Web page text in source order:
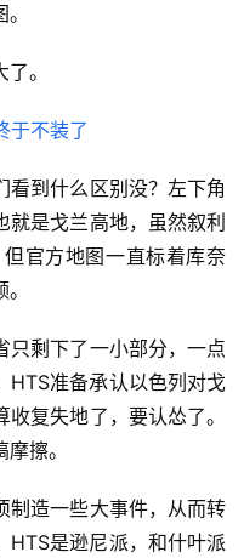
。
看到什么区别没？左下角
是戈兰高地，虽然叙利
官方地图一直标着库奈
只剩下了一小部分，一点
HTS准备承认以色列对戈
复失地了，要认怂了。
擦。
制造一些大事件，从而转
HTS是逊尼派，和什叶派